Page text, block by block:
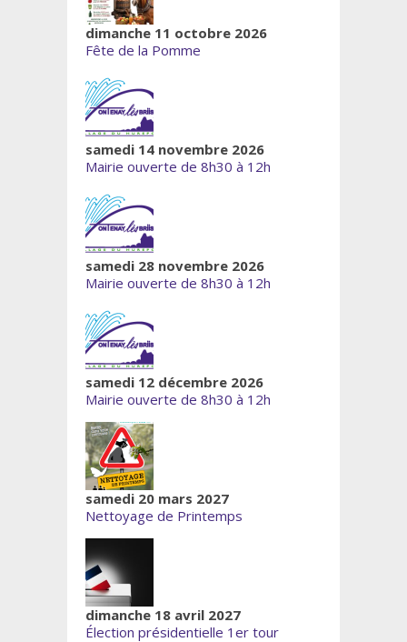
dimanche 11 octobre 2026
Fête de la Pomme
samedi 14 novembre 2026
Mairie ouverte de 8h30 à 12h
samedi 28 novembre 2026
Mairie ouverte de 8h30 à 12h
samedi 12 décembre 2026
Mairie ouverte de 8h30 à 12h
samedi 20 mars 2027
Nettoyage de Printemps
dimanche 18 avril 2027
Élection présidentielle 1er tour